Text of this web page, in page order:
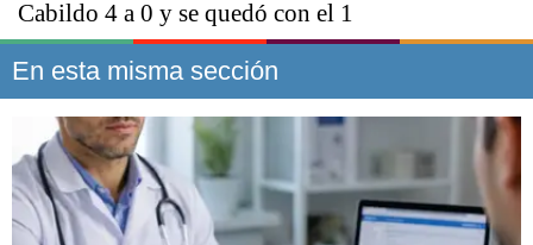
Cabildo 4 a 0 y se quedó con el 1
En esta misma sección